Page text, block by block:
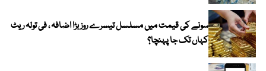
سونے کی قیمت میں مسلسل تیسرے روز بڑا اضافہ ، فی تولہ ریٹ
کہاں تک جا پہنچا؟